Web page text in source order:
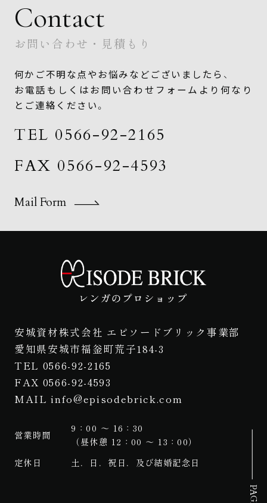
Contact
お問い合わせ・見積もり
何かご不明な点やお悩みなどございましたら、
お電話もしくはお問い合わせフォームより何なり
とご連絡ください。
TEL 0566-92-2165
FAX 0566-92-4593
Mail Form
安城資材株式会社 エピソードブリック事業部
愛知県安城市福釡町荒子184-3
TEL 0566-92-2165
FAX 0566-92-4593
MAIL info@episodebrick.com
営業時間
9：00 ～ 16：30
（昼休憩 12：00 ～ 13：00）
定休日
土．日．祝日．及び結婚記念日